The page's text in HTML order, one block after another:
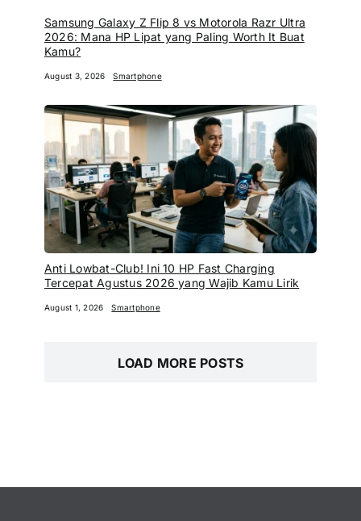
Samsung Galaxy Z Flip 8 vs Motorola Razr Ultra
2026: Mana HP Lipat yang Paling Worth It Buat
Kamu?
August 3, 2026 Smartphone
Anti Lowbat-Club! Ini 10 HP Fast Charging
Tercepat Agustus 2026 yang Wajib Kamu Lirik
August 1, 2026 Smartphone
LOAD MORE POSTS